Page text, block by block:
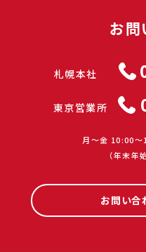
お問
札幌本社
東京営業所
月〜金 10:00
（年末年
お問い合